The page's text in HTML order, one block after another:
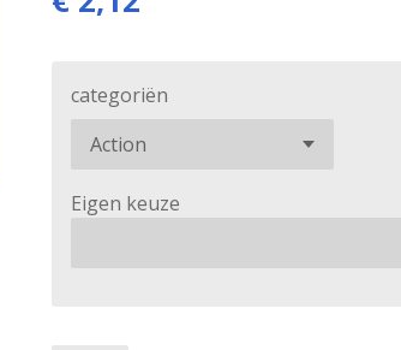
categoriën
Eigen keuze